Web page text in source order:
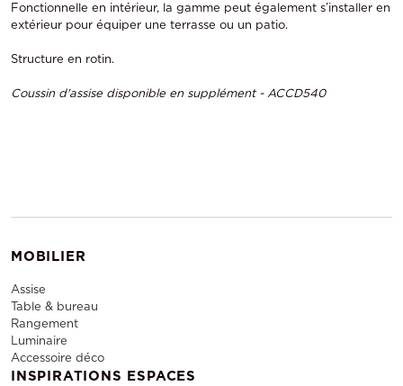
Fonctionnelle en intérieur, la gamme peut également s’installer en
extérieur pour équiper une terrasse ou un patio.
Structure en rotin.
Coussin d'assise disponible en supplément - ACCD540
MOBILIER
Assise
Table & bureau
Rangement
Luminaire
Accessoire déco
INSPIRATIONS ESPACES